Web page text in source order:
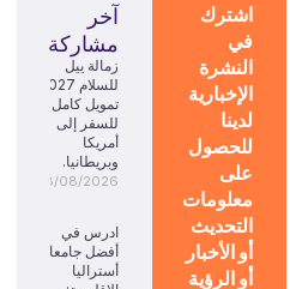
اشترك
في
النشرة
الإخبارية
لدينا
للحصول
على
معلومات
التحديث
أو الأخبار
أو الرؤية
آخر
مشاركة
زمالة ييل
تمويل كامل
للسفر إلى
أمريكا
وبريطانيا.
08/08/2026
ادرس في
أفضل جامعات
أستراليا